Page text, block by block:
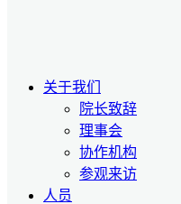
关于我们
院长致辞
理事会
协作机构
参观来访
人员